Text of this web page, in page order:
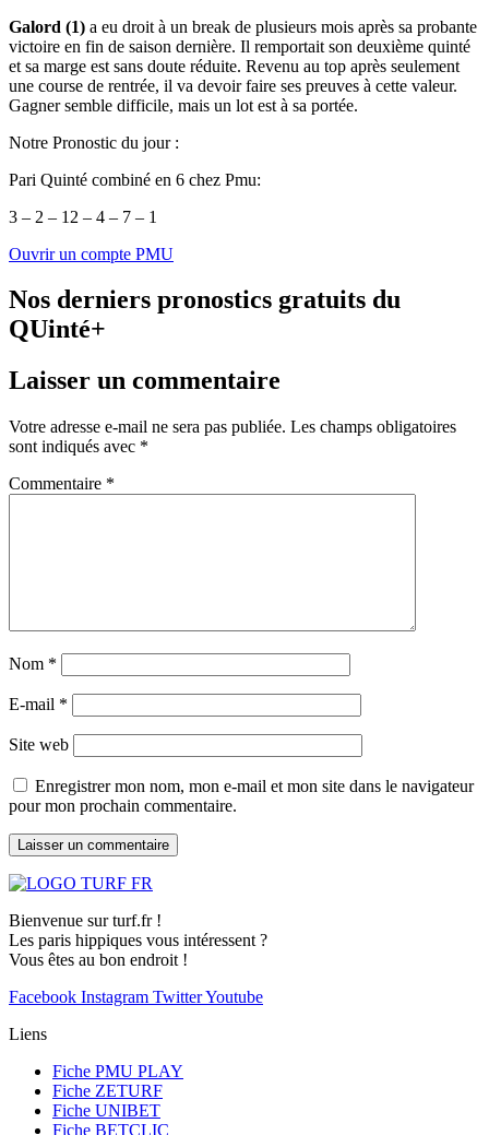
Galord (1) a eu droit à un break de plusieurs mois après sa probante
victoire en fin de saison dernière. Il remportait son deuxième quinté
et sa marge est sans doute réduite. Revenu au top après seulement
une course de rentrée, il va devoir faire ses preuves à cette valeur.
Gagner semble difficile, mais un lot est à sa portée.
Notre Pronostic du jour :
Pari Quinté combiné en 6 chez Pmu:
3 – 2 – 12 – 4 – 7 – 1
Ouvrir un compte PMU
Nos derniers pronostics gratuits du
QUinté+
Laisser un commentaire
Votre adresse e-mail ne sera pas publiée. Les champs obligatoires
sont indiqués avec *
Commentaire *
Nom *
E-mail *
Site web
Enregistrer mon nom, mon e-mail et mon site dans le navigateur
pour mon prochain commentaire.
Bienvenue sur turf.fr !
Les paris hippiques vous intéressent ?
Vous êtes au bon endroit !
Facebook Instagram TwitterYoutube
Liens
Fiche PMU PLAY
Fiche ZETURF
Fiche UNIBET
Fiche BETCLIC